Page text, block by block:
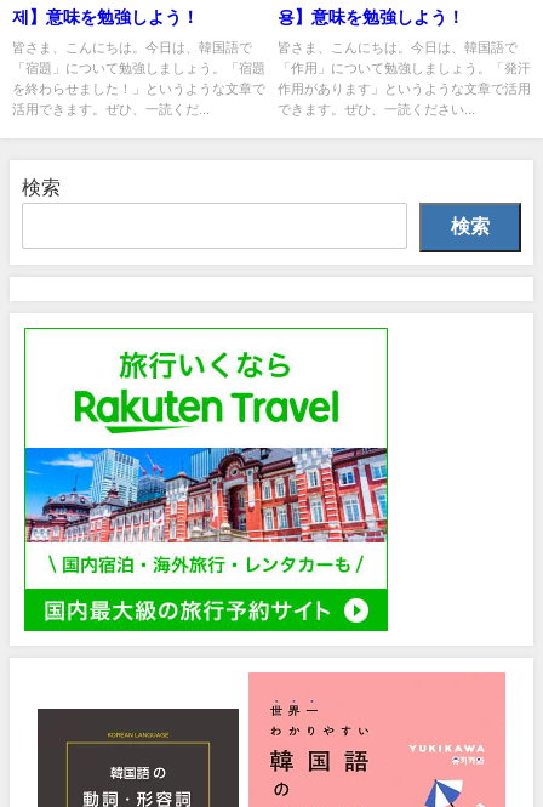
제】意味を勉強しよう！
皆さま、こんにちは。今日は、韓国語で
「宿題」について勉強しましょう。「宿題
を終わらせました！」というような文章で
活用できます。ぜひ、一読くだ...
용】意味を勉強しよう！
皆さま、こんにちは。今日は、韓国語で
「作用」について勉強しましょう。「発汗
作用があります」というような文章で活用
できます。ぜひ、一読ください...
検索
検索